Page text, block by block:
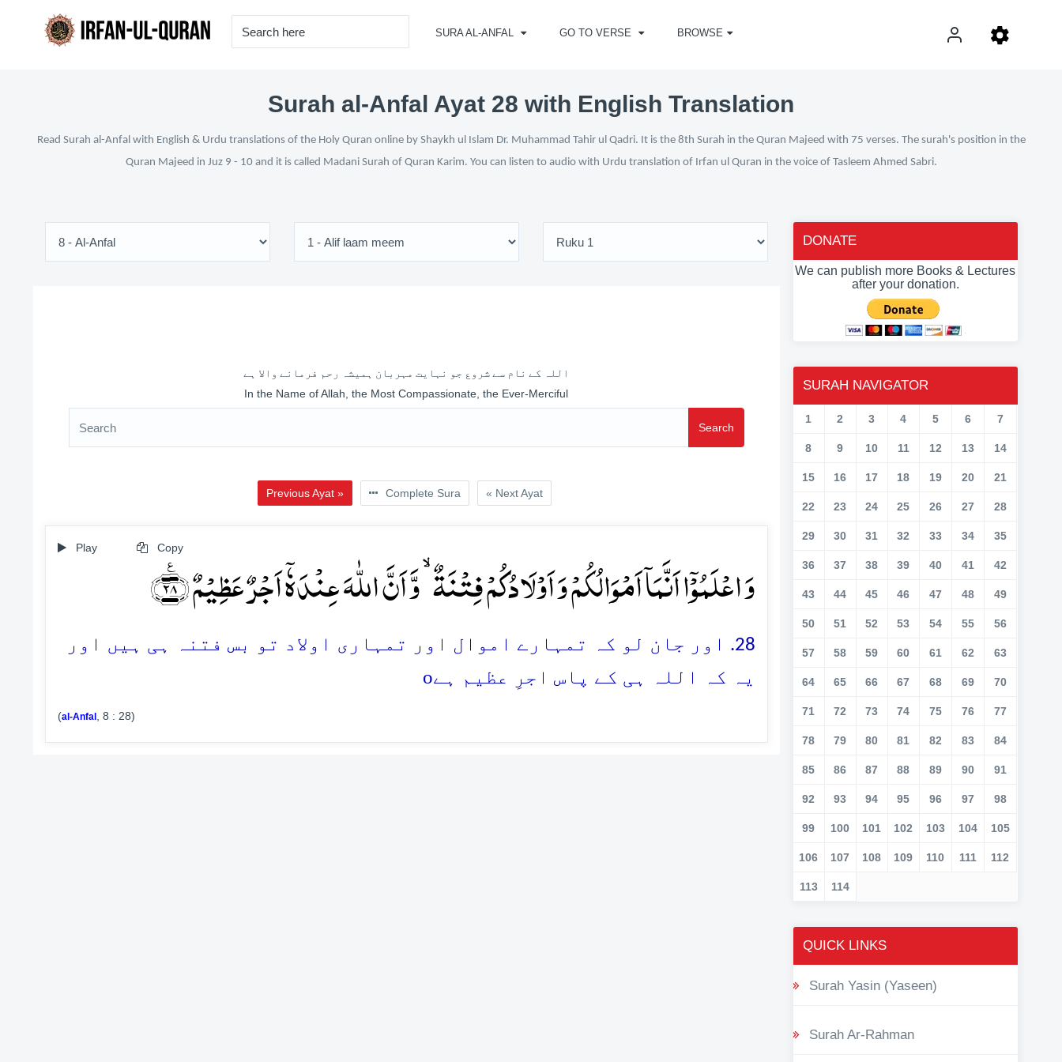
SURA AL-ANFAL GO TO VERSE BROWSE
Surah al-Anfal Ayat 28 with English Translation
Read Surah al-Anfal with English & Urdu translations of the Holy Quran online by Shaykh ul Islam Dr. Muhammad Tahir ul Qadri. It is the 8th Surah in the Quran Majeed with 75 verses. The surah's position in the
Quran Majeed in Juz 9 - 10 and it is called Madani Surah of Quran Karim. You can listen to audio with Urdu translation of Irfan ul Quran in the voice of Tasleem Ahmed Sabri.
اللہ کے نام سے شروع جو نہایت مہربان ہمیشہ رحم فرمانے والا ہے
In the Name of Allah, the Most Compassionate, the Ever-Merciful
Search
Previous Ayat » Complete Sura « Next Ayat
Play Copy
وَ اعۡلَمُوۡۤا اَنَّمَاۤ اَمۡوَالُکُمۡ وَ اَوۡلَادُکُمۡ فِتۡنَۃٌ ۙ وَّ اَنَّ اللّٰہَ عِنۡدَہٗۤ اَجۡرٌ عَظِیۡمٌ ﴿٪۲۸﴾
28. اور جان لو کہ تمہارے اموال اور تمہاری اولاد تو بس فتنہ ہی ہیں اور
یہ کہ اللہ ہی کے پاس اجرِ عظیم ہےo
(al-Anfal, 8 : 28)
DONATE
We can publish more Books & Lectures
after your donation.
SURAH NAVIGATOR
1 2 3 4 5 6 7
8 9 10 11 12 13 14
15 16 17 18 19 20 21
22 23 24 25 26 27 28
29 30 31 32 33 34 35
36 37 38 39 40 41 42
43 44 45 46 47 48 49
50 51 52 53 54 55 56
57 58 59 60 61 62 63
64 65 66 67 68 69 70
71 72 73 74 75 76 77
78 79 80 81 82 83 84
85 86 87 88 89 90 91
92 93 94 95 96 97 98
99 100 101 102 103 104 105
106 107 108 109 110 111 112
113 114
QUICK LINKS
Surah Yasin (Yaseen)
Surah Ar-Rahman